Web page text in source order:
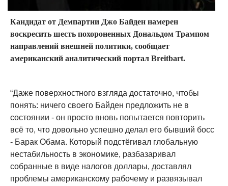
Кандидат от Демпартии Джо Байден намерен
воскресить шесть похороненных Дональдом Трампом
направлений внешней политики, сообщает
американский аналитический портал Breitbart.
“Даже поверхностного взгляда достаточно, чтобы
понять: ничего своего Байден предложить не в
состоянии - он просто вновь попытается повторить
всё то, что довольно успешно делал его бывший босс
- Барак Обама. Который подстёгивал глобальную
нестабильность в экономике, разбазаривал
собранные в виде налогов доллары, доставлял
проблемы американскому рабочему и развязывал